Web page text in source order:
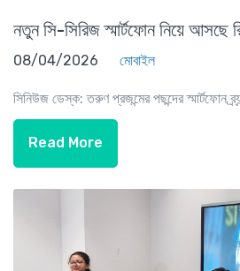
নতুন সি-সিরিজ স্মার্টফোন নিয়ে আসছে
08/04/2026 মোবাইল
সিনিউজ ডেস্ক: তরুণ প্রজন্মের পছন্দের স্মার্টফোন
Read More